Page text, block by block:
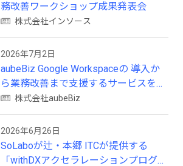
務改善ワークショップ成果発表会
株式会社インソース
2026年7月2日
aubeBiz Google Workspaceの 導入か
ら業務改善まで支援するサービスを
開始株式会社aubeBiz
2026年6月26日
SoLaboが辻・本郷 ITCが提供する
「withDXアクセラレーションプログ